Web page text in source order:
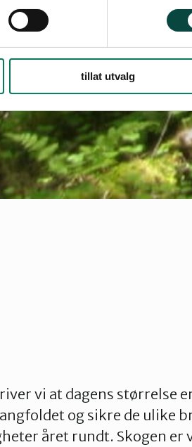
tillat utvalg
vi at dagens størrelse
og sikre de ulike
året rundt. Skogen er